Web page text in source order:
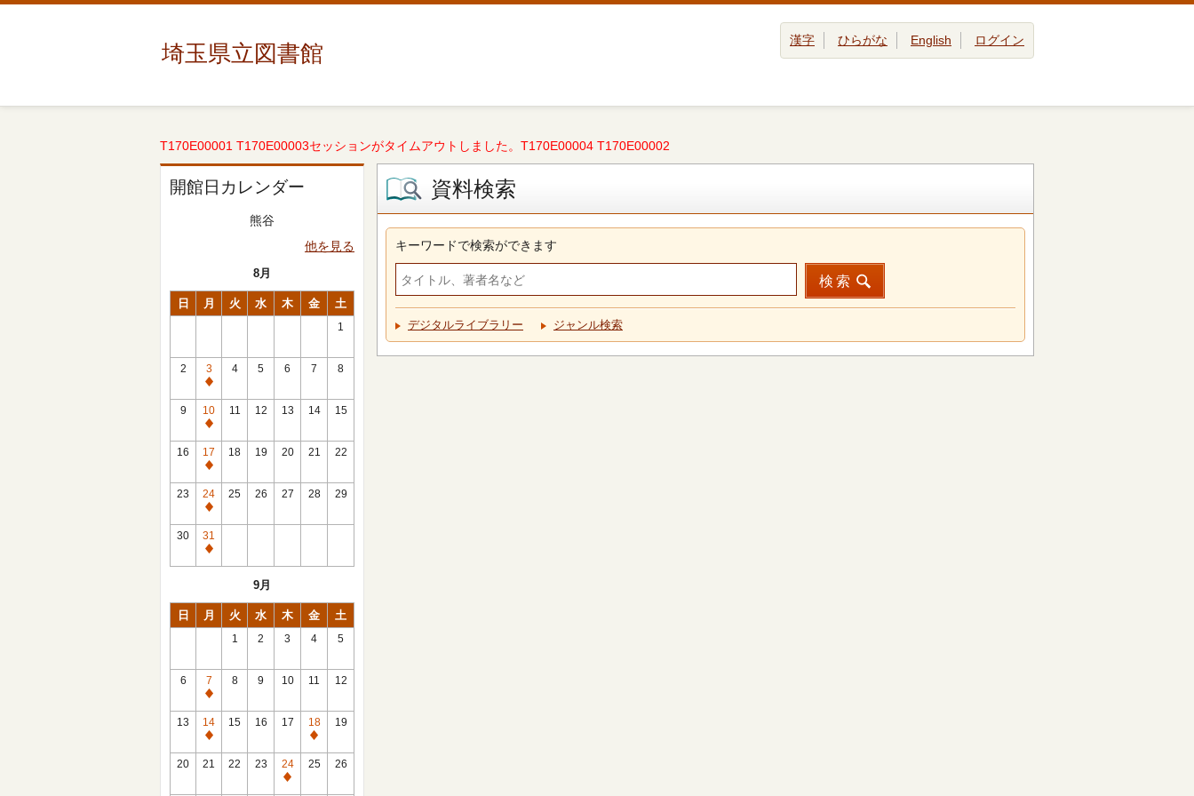
埼玉県立図書館 漢字 ひらがな English ログイン
T170E00001 T170E00003セッションがタイムアウトしました。T170E00004 T170E00002
開館日カレンダー
熊谷
他を見る
8月
日 月 火 水 木 金 土
1
2
3
休
館
日
4 5 6 7 8
9
10
休
館
日
11 12 13 14 15
16
17
休
館
日
18 19 20 21 22
23
24
休
館
日
25 26 27 28 29
30
31
休
9月
日 月 火 水 木 金 土
1 2 3 4 5
6
7
休
館
日
8 9 10 11 12
13
14
休
館
15 16 17
18
休
館
19
20 21 22 23
24
休
25 26
資料検索
キーワードで検索ができます
検索
デジタルライブラリー ジャンル検索